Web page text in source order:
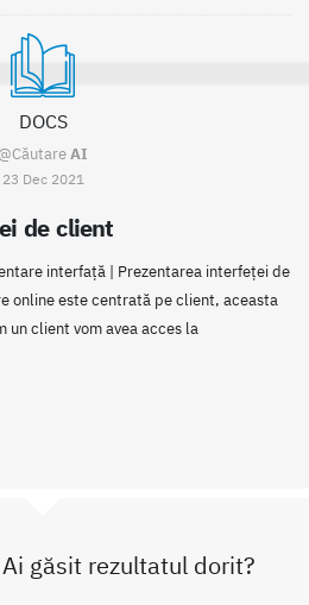
DOCS
@CăutareAI
23 Dec 2021
de client
interfaţă | Prezentarea interfeței de
online este centrată pe client, aceasta
un client vom avea acces la
Ai găsit rezultatul dorit?